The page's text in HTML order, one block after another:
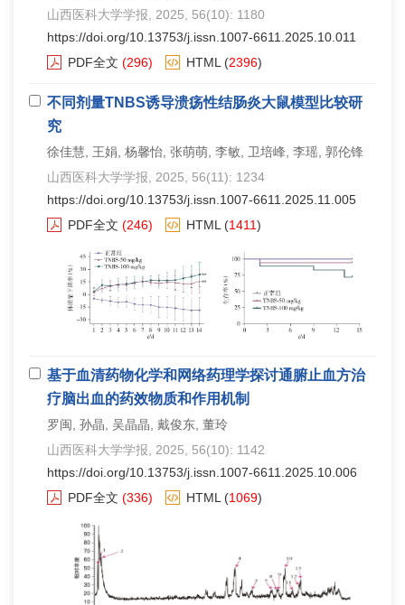
山西医科大学学报, 2025, 56(10): 1180
https://doi.org/10.13753/j.issn.1007-6611.2025.10.011
PDF全文 (296) HTML(2396)
不同剂量TNBS诱导溃疡性结肠炎大鼠模型比较研
究
徐佳慧, 王娟, 杨馨怡, 张萌萌, 李敏, 卫培峰, 李瑶, 郭伦锋
山西医科大学学报, 2025, 56(11): 1234
https://doi.org/10.13753/j.issn.1007-6611.2025.11.005
PDF全文 (246) HTML(1411)
基于血清药物化学和网络药理学探讨通腑止血方治
疗脑出血的药效物质和作用机制
罗闽, 孙晶, 吴晶晶, 戴俊东, 董玲
山西医科大学学报 , 2025, 56(10): 1142
https://doi.org/10.13753/j.issn.1007-6611.2025.10.006
PDF全文 (336) HTML (1069)